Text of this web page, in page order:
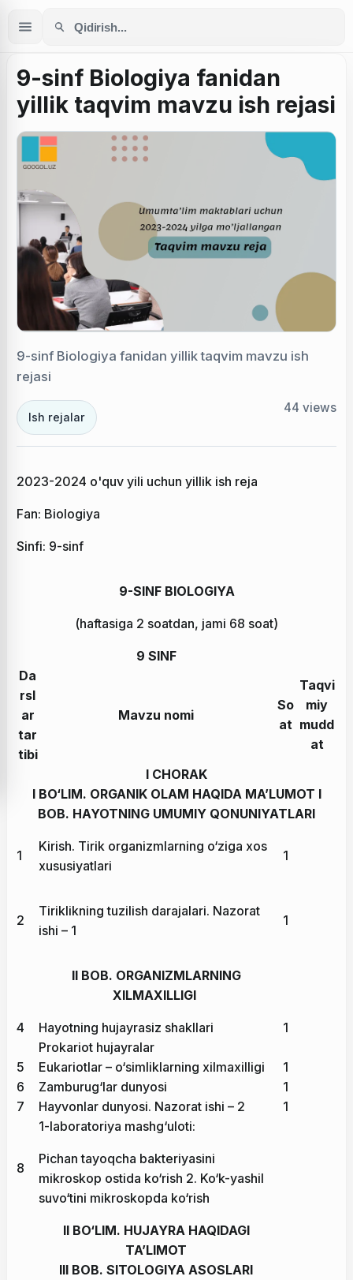
9-sinf Biologiya fanidan
yillik taqvim mavzu ish rejasi
9-sinf Biologiya fanidan yillik taqvim mavzu ish
rejasi
Ish rejalar
44 views
2023-2024 o'quv yili uchun yillik ish reja
Fan: Biologiya
Sinfi: 9-sinf
9-SINF BIOLOGIYA
(haftasiga 2 soatdan, jami 68 soat)
9 SINF
Da
rsl
ar
tar
tibi
Mavzu nomi
So
at
Taqvi
miy
mudd
at
I CHORAK
I BO‘LIM. ORGANIK OLAM HAQIDA MA’LUMOT I
BOB. HAYOTNING UMUMIY QONUNIYATLARI
1
Kirish. Tirik organizmlarning o‘ziga xos
xususiyatlari
1
2
Tiriklikning tuzilish darajalari. Nazorat
ishi – 1
1
II BOB. ORGANIZMLARNING
XILMAXILLIGI
4 Hayotning hujayrasiz shakllari
1
Prokariot hujayralar
5
Eukariotlar – o‘simliklarning xilmaxilligi
1
6
Zamburug‘lar dunyosi
1
7
Hayvonlar dunyosi. Nazorat ishi – 2 1
8
1-laboratoriya mashg‘uloti:
Pichan tayoqcha bakteriyasini
mikroskop ostida ko‘rish 2. Ko‘k-yashil
suvo‘tini mikroskopda ko‘rish
II BO‘LIM. HUJAYRA HAQIDAGI
TA’LIMOT
III BOB. SITOLOGIYA ASOSLARI